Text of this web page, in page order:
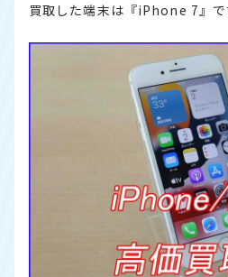
買取した端末は『iPhone 7』で